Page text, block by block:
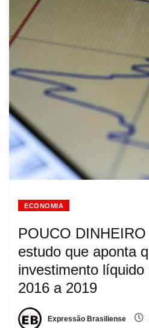
ECONOMIA
POUCO
estudo que aponta
investimento líquido
2016 a 2019
Expressão Brasiliense